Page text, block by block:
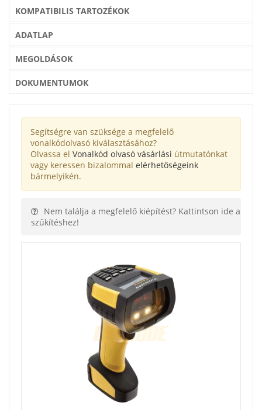
KOMPATIBILIS TARTOZÉKOK
ADATLAP
MEGOLDÁSOK
DOKUMENTUMOK
Segítségre van szüksége a megfelelő
vonalkódolvasó kiválasztásához?
Olvassa el Vonalkód olvasó vásárlási útmutatónkat
vagy keressen bizalommal elérhetőségeink
bármelyikén.
Nem találja a megfelelő kiépítést? Kattintson ide a
szűkítéshez!